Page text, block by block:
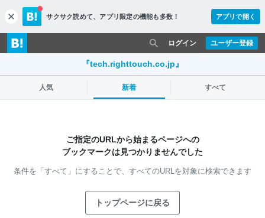
c
l
o
s
サクサク読めて、 アプリ限定の機能も多数！ アプリで開く
ユーザー登録
ログイン
『tech.righttouch.co.jp』
人気 新着 すべて
ご指定のURLから始まるページへの
ブックマークは見つかりませんでした
条件を「すべて」にすることで、 すべてのURLを対象に検索できます
トップページに戻る